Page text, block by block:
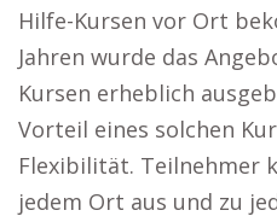
Hilfe-Kursen vor Ort
Jahren wurde das
Kursen erheblich
Vorteil eines solchen
Flexibilität. Teilnehmer
jedem Ort aus und zu